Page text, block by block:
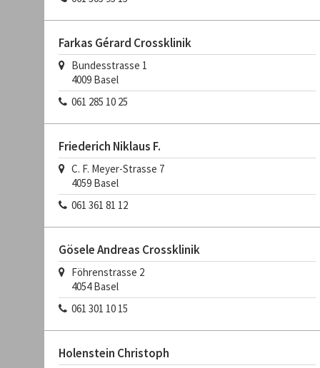
Farkas Gérard Crossklinik
Bundesstrasse 1
4009 Basel
061 285 10 25
Friederich Niklaus F.
C. F. Meyer-Strasse 7
4059 Basel
061 361 81 12
Gösele Andreas Crossklinik
Föhrenstrasse 2
4054 Basel
061 301 10 15
Holenstein Christoph